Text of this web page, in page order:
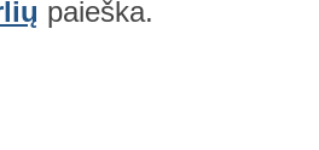
paieška.